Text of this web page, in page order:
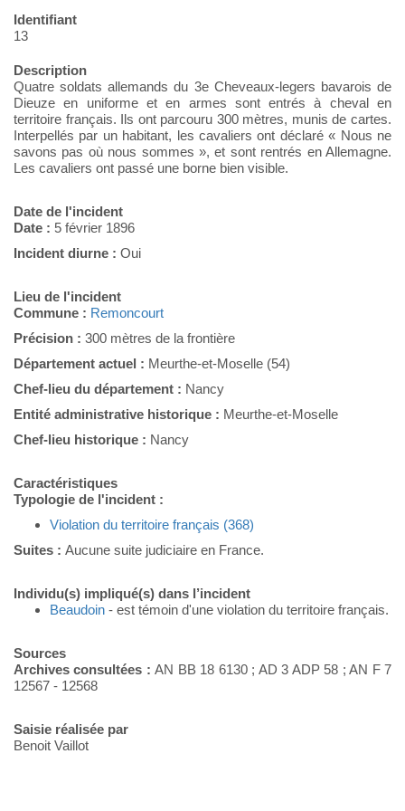
Identifiant
13
Description
Quatre soldats allemands du 3e Cheveaux-legers bavarois de
Dieuze en uniforme et en armes sont entrés à cheval en
territoire français. Ils ont parcouru 300 mètres, munis de cartes.
Interpellés par un habitant, les cavaliers ont déclaré « Nous ne
savons pas où nous sommes », et sont rentrés en Allemagne.
Les cavaliers ont passé une borne bien visible.
Date de l'incident
Date : 5 février 1896
Incident diurne : Oui
Lieu de l'incident
Commune : Remoncourt
Précision : 300 mètres de la frontière
Département actuel : Meurthe-et-Moselle (54)
Chef-lieu du département : Nancy
Entité administrative historique : Meurthe-et-Moselle
Chef-lieu historique : Nancy
Caractéristiques
Typologie de l'incident :
Violation du territoire français (368)
Suites : Aucune suite judiciaire en France.
Individu(s) impliqué(s) dans l’incident
Beaudoin - est témoin d'une violation du territoire français.
Sources
Archives consultées :AN BB 18 6130 ; AD 3 ADP 58 ; AN F 7
12567 - 12568
Saisie réalisée par
Benoit Vaillot